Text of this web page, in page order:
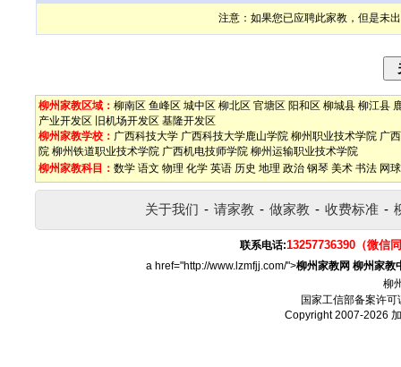
注意：如果您已应聘此家教，但是未
柳州家教区域： 柳南区 鱼峰区 城中区 柳北区 官塘区 阳和区 柳城县 柳江县
产业开发区
旧机场开发区 基隆开发区
柳州家教学校： 广西科技大学 广西科技大学鹿山学院 柳州职业技术学院 广
院 柳州铁道职业技术学院 广西机电技师学院 柳州运输职业技术学院
柳州家教科目： 数学 语文 物理 化学 英语 历史 地理 政治 钢琴 美术 书法 网球
关于我们 - 请家教 - 做家教 - 收费标准 -
联系电话:13257736390（微信
a href="http://www.lzmfjj.com/">柳州家教网 柳州家教
柳
国家工信部备案许可
Copyright 2007-2026